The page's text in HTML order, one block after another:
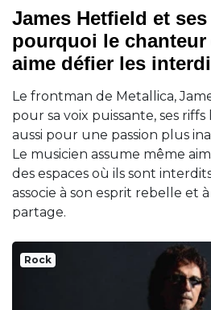
James Hetfield et
pourquoi le chanteur
aime défier les
Le frontman de Metallica,
pour sa voix puissante, ses
aussi pour une passion plus
Le musicien assume même
des espaces où ils sont
associe à son esprit rebelle et
partage.
Rock